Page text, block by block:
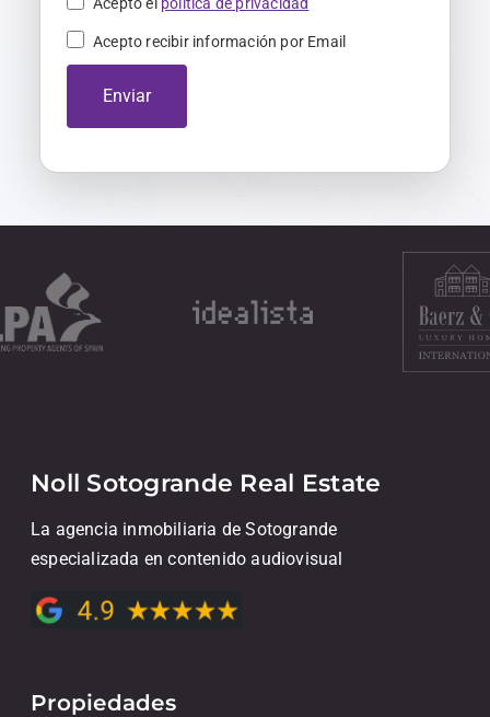
Acepto recibir información por Email
Enviar
Noll Sotogrande Real Estate
La agencia inmobiliaria de Sotogrande
especializada en contenido audiovisual
Propiedades